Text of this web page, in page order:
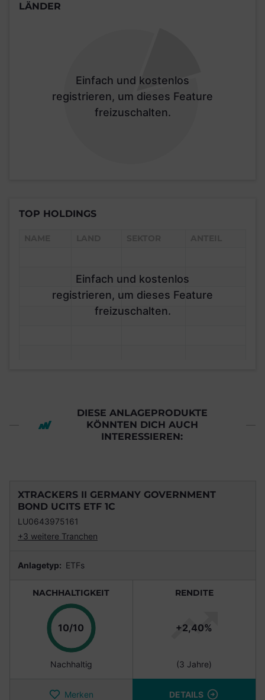
LÄNDER
Einfach und kostenlos
registrieren, um dieses Feature
freizuschalten.
TOP HOLDINGS
Einfach und kostenlos
registrieren, um dieses Feature
freizuschalten.
DIESE ANLAGEPRODUKTE
KÖNNTEN DICH AUCH
INTERESSIEREN:
XTRACKERS II GERMANY GOVERNMENT
BOND UCITS ETF 1C
LU0643975161
+3 weitere Tranchen
Anlagetyp: ETFs
NACHHALTIGKEIT
10/10 Punkte
Nachhaltig
RENDITE
+2,40%
(3 Jahre)
Merken DETAILS